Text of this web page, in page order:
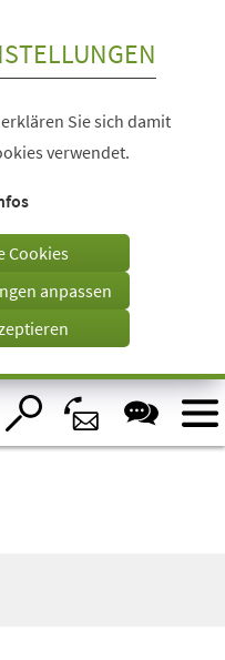
Sie sich damit
verwendet.
Cookies
anpassen